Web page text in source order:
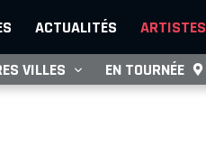
ACTUALITÉS ARTISTES
VILLES EN TOURNÉE